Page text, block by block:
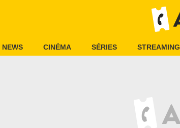
NEWS CINÉMA SÉRIES STREAMING